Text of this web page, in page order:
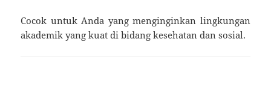
Cocok untuk Anda yang menginginkan lingkungan
akademik yang kuat di bidang kesehatan dan sosial.